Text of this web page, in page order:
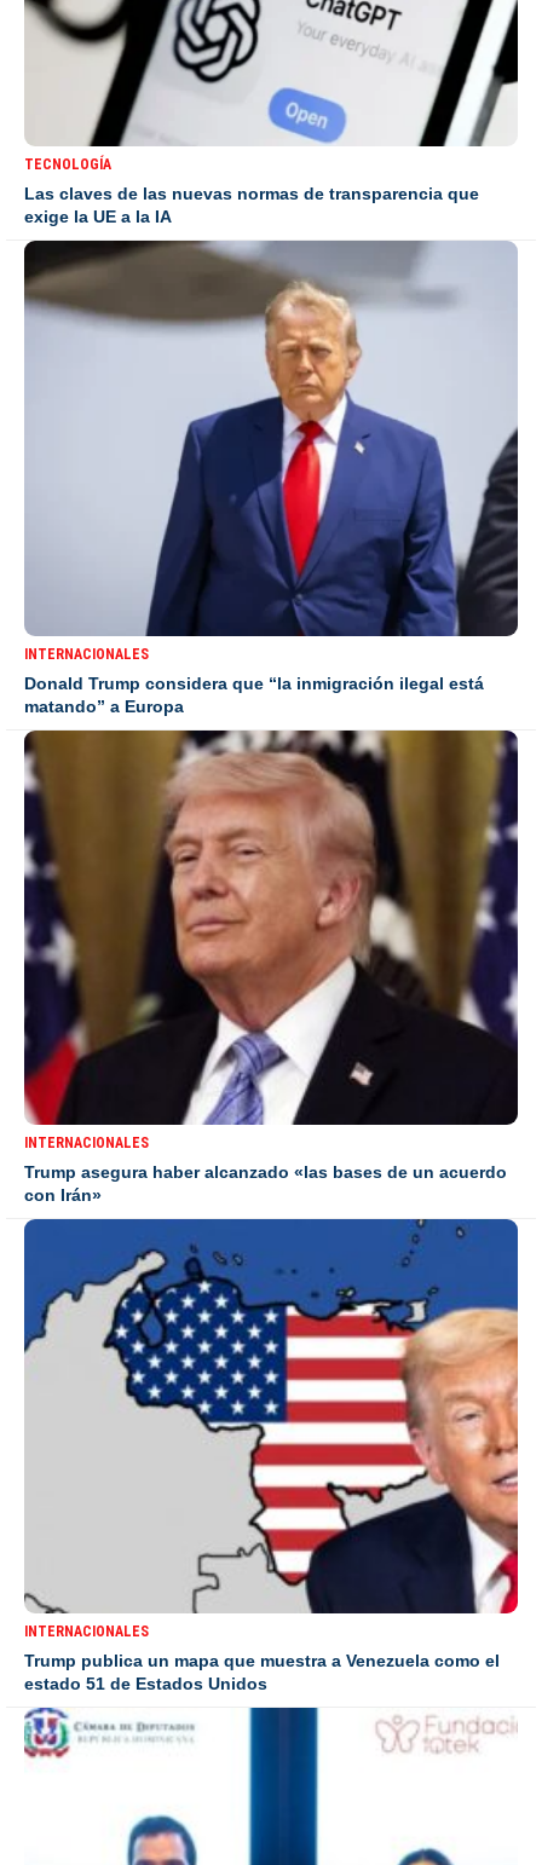
TECNOLOGÍA
Las claves de las nuevas normas de transparencia que
exige la UE a la IA
INTERNACIONALES
Donald Trump considera que “la inmigración ilegal está
matando” a Europa
INTERNACIONALES
Trump asegura haber alcanzado «las bases de un acuerdo
con Irán»
INTERNACIONALES
Trump publica un mapa que muestra a Venezuela como el
estado 51 de Estados Unidos